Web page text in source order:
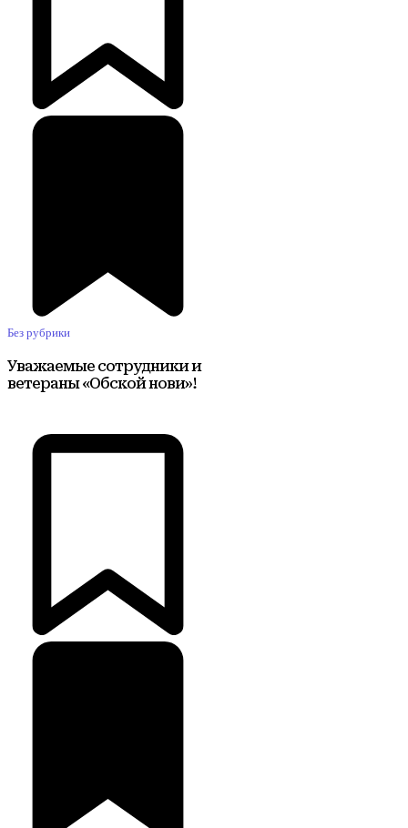
Без рубрики
Уважаемые сотрудники и
ветераны «Обской нови»!